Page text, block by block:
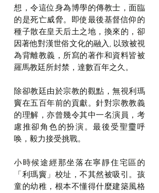
想，令這位身為博學的傳教士，面臨
的是死亡威脅。即使最後基督信仰的
種子散在皇天后土之地，換來的，卻
因著他對漢世俗文化的融入, 以致被視
為背離教義，所寫的著作和資料皆被
羅馬教廷所封禁，達數百年之久。
除卻教廷由於宗教的觀點，無視利瑪
竇在五百年前的貢獻。針對宗教教義
的理解，亦曾幾令其中一名演員，考
慮推卻角色的扮演。最後受聖𩆜呼
唤，毅力接受挑戰。
小時候途經那坐落在寧靜住宅區的
「利瑪竇」校址，不其然被吸引。孩
童的幼稚，根本不懂得什麼建築風格